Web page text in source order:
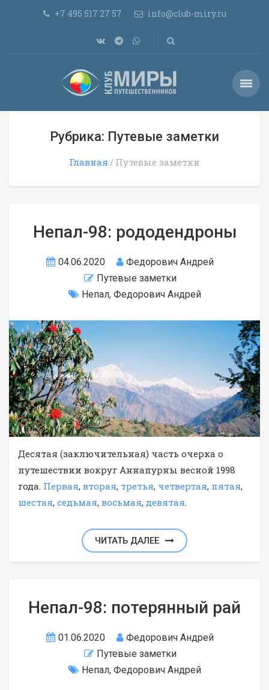
+7 495 517 27 57 info@club-miry.ru
Рубрика: Путевые заметки
Главная Путевые заметки
Непал-98: рододендроны
04.06.2020
Федорович Андрей
Путевые заметки
Непал, Федорович Андрей
Десятая (заключительная) часть очерка о
путешествии вокруг Аннапурны весной 1998
года. Первая, вторая, третья, четвертая, пятая,
шестая, седьмая, восьмая, девятая.
ЧИТАТЬ ДАЛЕЕ
Непал-98: потерянный рай
01.06.2020
Федорович Андрей
Путевые заметки
Непал, Федорович Андрей